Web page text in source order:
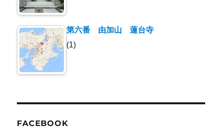
第六番 由加山 蓮台寺
(1)
FACEBOOK